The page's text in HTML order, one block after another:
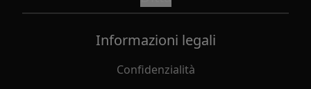
Informazioni legali
Confidenzialità